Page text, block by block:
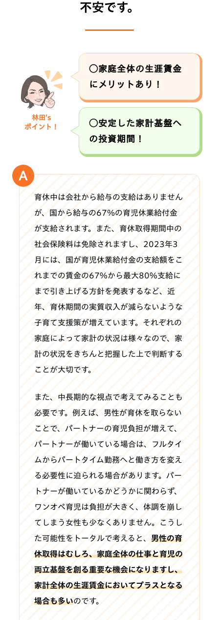
不安です。
林田’s
ポイント！
◯家庭全体の生涯賃金
にメリットあり！
◯安定した家計基盤へ
の投資期間！
育休中は会社から給与の支給はありません
が、国から給与の67％の育児休業給付金
が支給されます。また、育休取得期間中の
社会保険料は免除されますし、2023年3
月には、国が育児休業給付金の支給額をこ
れまでの賃金の67%から最大80%支給に
まで引き上げる方針を発表するなど、近
年、育休期間の実質収入が減らないような
子育て支援策が増えています。それぞれの
家庭によって家計の状況は様々なので、家
計の状況をきちんと把握した上で判断する
ことが大切です。
また、中長期的な視点で考えてみることも
必要です。例えば、男性が育休を取らない
ことで、パートナーの育児負担が増えて、
パートナーが働いている場合は、フルタイ
ムからパートタイム勤務へと働き方を変え
る必要性に迫られる場合があります。パー
トナーが働いているかどうかに関わらず、
ワンオペ育児は負担が大きく、体調を崩し
てしまう女性も少なくありません。こうし
た可能性をトータルで考えると、 男性の育
休取得はむしろ、家庭全体の仕事と育児の
両立基盤を創る重要な機会になりますし、
家計全体の生涯賃金においてプラスとなる
場合も多いのです。